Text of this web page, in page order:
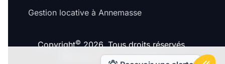
Gestion locative à Annemasse
Copyright©2026. Tous droits réservés.
à Lyon & Paris.